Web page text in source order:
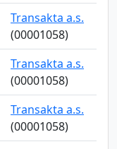
Transakta a.s.
(00001058)
Transakta a.s.
(00001058)
Transakta a.s.
(00001058)